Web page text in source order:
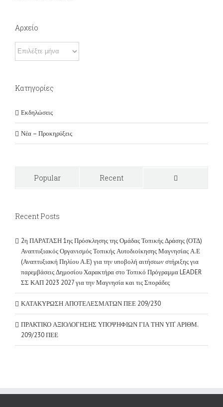
Αρχείο
Αρχείο
Kατηγορίες
Εκδηλώσεις
Νέα – Προκηρύξεις
Popular Recent
Recent Posts
2η ΠΑΡΑΤΑΣΗ 1ης Πρόσκλησης της Ομάδας Τοπικής Δράσης (ΟΤΔ)
Αναπτυξιακός Οργανισμός Τοπικής Αυτοδιοίκησης Μαγνησίας Α.Ε
(Αναπτυξιακή Πηλίου Α.Ε) για την υποβολή αιτήσεων στήριξης για
παρεμβάσεις Δημοσίου Χαρακτήρα στο Τοπικό Πρόγραμμα LEADER
ΣΣ ΚΑΠ 2023 2027 για την Μαγνησία και τις Σποράδες
ΚΑΤΑΚΥΡΩΣΗ ΑΠΟΤΕΛΕΣΜΑΤΩΝ ΠΕΕ 209/230
ΠΡΑΚΤΙΚΟ ΑΞΙΟΛΟΓΗΣΗΣ ΥΠΟΨΗΦΙΩΝ ΓΙΑ ΤΗΝ ΥΠ’ ΑΡΙΘΜ.
209/230 ΠΕΕ